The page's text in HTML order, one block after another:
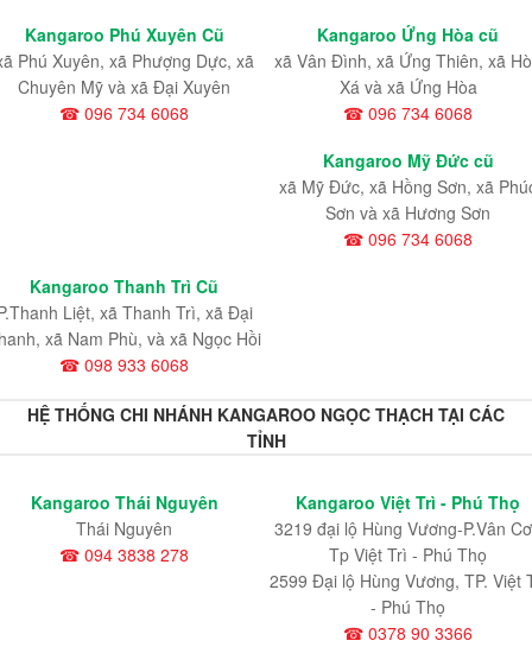
Kangaroo Phú Xuyên Cũ
Phú Xuyên, xã Phượng Dực, xã
Chuyên Mỹ và xã Đại Xuyên
☎ 096 734 6068
Kangaroo Ứng Hòa cũ
xã Vân Đình, xã Ứng Thiên, xã
Xá và xã Ứng Hòa
☎ 096 734 6068
Kangaroo Mỹ Đức cũ
xã Mỹ Đức, xã Hồng Sơn, xã
Sơn và xã Hương Sơn
☎ 096 734 6068
Kangaroo Thanh Trì Cũ
Liệt, xã Thanh Trì, xã Đại
xã Nam Phù, và xã Ngọc Hồi
☎ 098 933 6068
HỆ THỐNG CHI NHÁNH KANGAROO NGỌC THẠCH TẠI CÁC
TỈNH
Kangaroo Thái Nguyên
Thái Nguyên
☎ 094 3838 278
Kangaroo Việt Trì - Phú Thọ
3219 đại lộ Hùng Vương-P.Vân
Tp Việt Trì - Phú Thọ
2599 Đại lộ Hùng Vương, TP. Việt
- Phú Thọ
☎ 0378 90 3366